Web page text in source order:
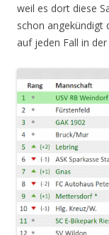
weil es dort diese
schon angekündigt
auf jeden Fall in